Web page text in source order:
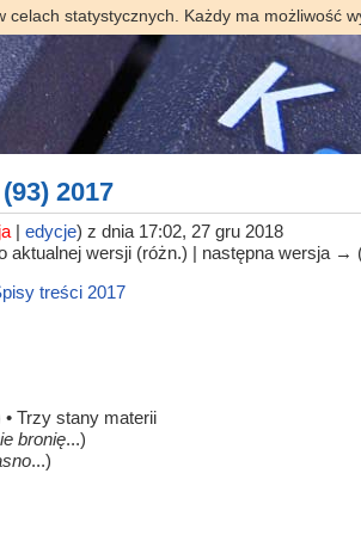
statystycznych. Każdy ma możliwość
2017
| edycje) z dnia 17:02, 27 gru 2018
aktualnej wersji (różn.) | następna wersja →
treści 2017
Trzy stany materii
bronię...)
...)